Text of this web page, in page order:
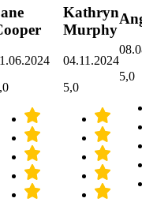
Kathryn
Murphy
04.11.2024
5,0
5,0